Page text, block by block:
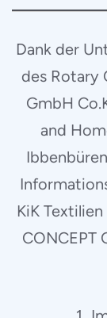
Dank der
des Rotary
GmbH
and
KiK
CONCEPT